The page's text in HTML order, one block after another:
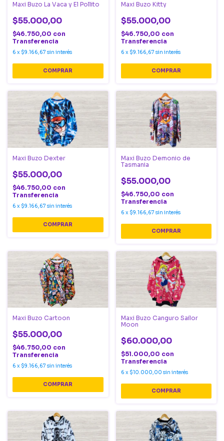
Maxi Buzo La Vaca y El Pollito
$55.000,00
$46.750,00 con
Transferencia
6 x $9.166,67 sin interés
COMPRAR
Maxi Buzo Kitty
$55.000,00
$46.750,00 con
Transferencia
6 x $9.166,67 sin interés
COMPRAR
Maxi Buzo Dexter
$55.000,00
$46.750,00 con
Transferencia
6 x $9.166,67 sin interés
COMPRAR
Maxi Buzo Demonio de
Tasmania
$55.000,00
$46.750,00 con
Transferencia
6 x $9.166,67 sin interés
COMPRAR
Maxi Buzo Cartoon
$55.000,00
$46.750,00 con
Transferencia
6 x $9.166,67 sin interés
COMPRAR
Maxi Buzo Canguro Sailor
Moon
$60.000,00
$51.000,00 con
Transferencia
6 x $10.000,00 sin interés
COMPRAR